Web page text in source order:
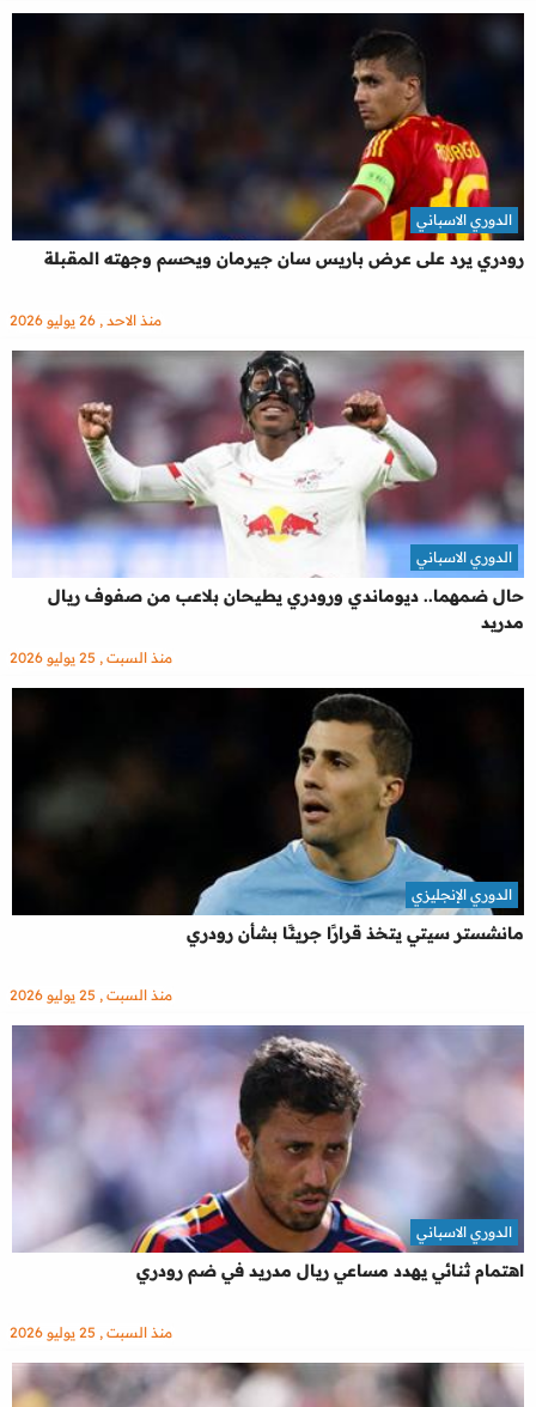
رودري يرد على عرض باريس سان جيرمان ويحسم وجهته المقبلة
الدوري الاسباني
منذ الاحد , 26 يوليو 2026
حال ضمهما.. ديوماندي ورودري يطيحان بلاعب من صفوف ريال
مدريد
الدوري الاسباني
منذ السبت , 25 يوليو 2026
مانشستر سيتي يتخذ قرارًا جريئًا بشأن رودري
الدوري الإنجليزي
منذ السبت , 25 يوليو 2026
اهتمام ثنائي يهدد مساعي ريال مدريد في ضم رودري
الدوري الاسباني
منذ السبت , 25 يوليو 2026